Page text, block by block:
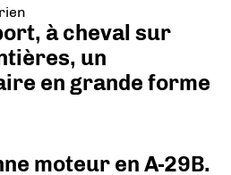
à cheval sur
un
en grande forme
moteur en A-29B.